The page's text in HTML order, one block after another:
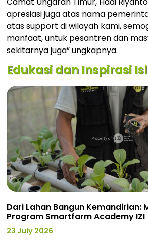
apresiasi juga atas nama
atas support di wilayah kami,
manfaat, untuk pesantren dan
sekitarnya juga” ungkapnya.
Edukasi dan Inspirasi
Dari Lahan Bangun Kemandirian:
Program Smartfarm Academy IZI
23 July 2026